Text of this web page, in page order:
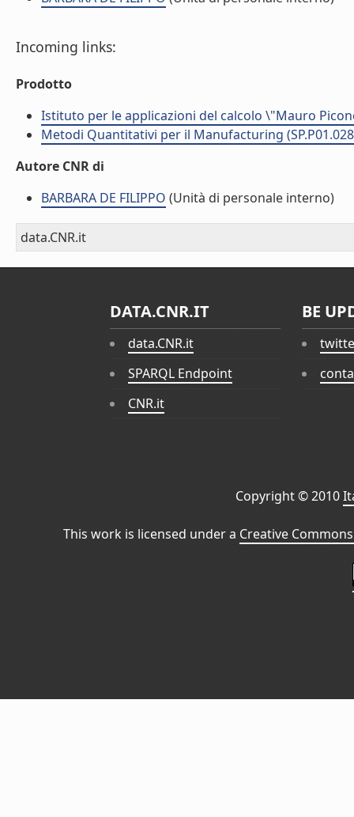
Incoming links:
Prodotto
Istituto per le applicazioni del calcolo \"Mauro
Metodi Quantitativi per il Manufacturing
Autore CNR di
BARBARA DE FILIPPO (Unità di personale interno)
data.CNR.it
DATA.CNR.IT
data.CNR.it
SPARQL Endpoint
CNR.it
BE
Copyright © 2010
This work is licensed under a Creative